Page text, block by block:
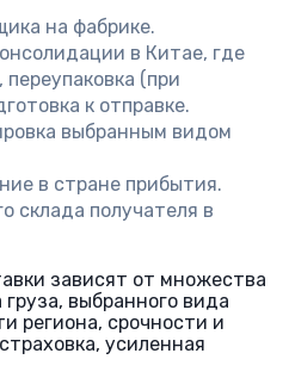
на фабрике.
в Китае, где
(при
к отправке.
выбранным видом
в стране прибытия.
склада получателя в
зависят от множества
выбранного вида
региона, срочности и
усиленная